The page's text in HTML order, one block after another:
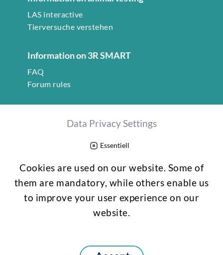
LAS interactive
Tierversuche verstehen
Information on 3R SMART
FAQ
Forum rules
gefördert vom
Data Privacy Settings
Essentiell
Cookies are used on our website. Some of
them are mandatory, while others enable us
to improve your user experience on our
website.